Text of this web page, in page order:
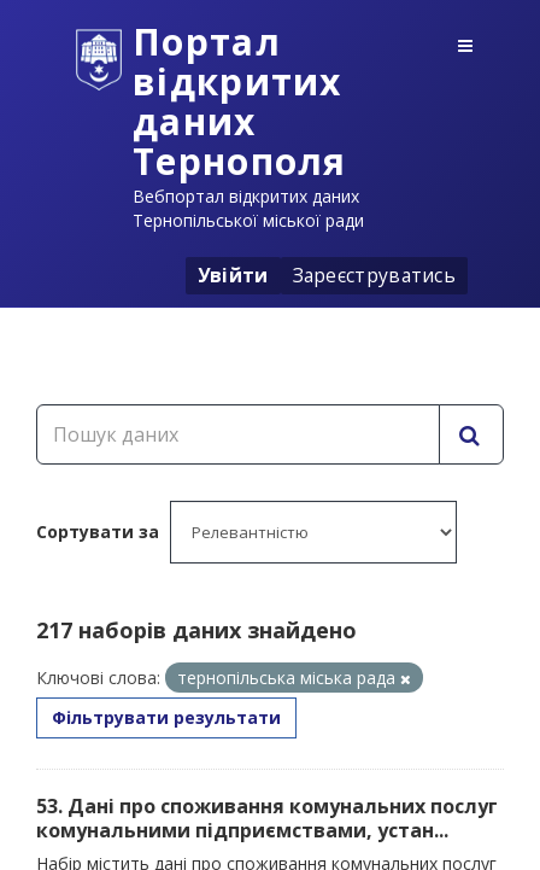
Портал
відкритих
даних
Тернополя
Вебпортал відкритих даних
Тернопільської міської ради
Увійти Зареєструватись
Сортувати за
217 наборів даних знайдено
Ключові слова:
тернопільська міська рада
Фільтрувати результати
53. Дані про споживання комунальних послуг
комунальними підприємствами, устан...
Набір містить дані про споживання комунальних послуг